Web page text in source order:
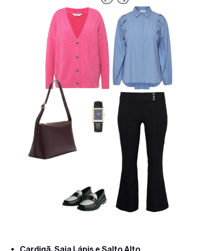
Cardigã, Saia Lápis e Salto Alto